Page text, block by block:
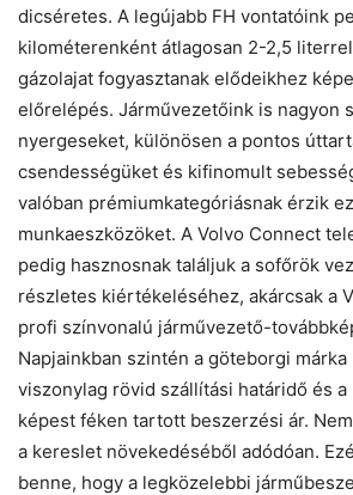
dicséretes. A legújabb FH vontatóink
kilométerenként átlagosan 2-2,5
gázolajat fogyasztanak elődeikhez
előrelépés. Járművezetőink is nagyon
nyergeseket, különösen a pontos
csendességüket és kifinomult
valóban prémiumkategóriásnak érzik
munkaeszközöket. A Volvo Connect
pedig hasznosnak találjuk a sofőrök
részletes kiértékeléséhez, akárcsak a
profi színvonalú járművezető-
Napjainkban szintén a göteborgi
viszonylag rövid szállítási határidő és
képest féken tartott beszerzési ár.
a kereslet növekedéséből adódóan.
benne, hogy a legközelebbi